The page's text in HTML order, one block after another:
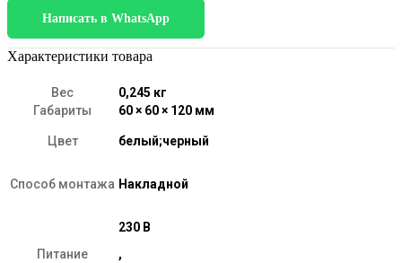
4200K
белый
Написать в WhatsApp
Характеристики товара
Вес
0,245 кг
Габариты
60 × 60 × 120 мм
Цвет белый;черный
Способ монтажа Накладной
Питание
230 В
,